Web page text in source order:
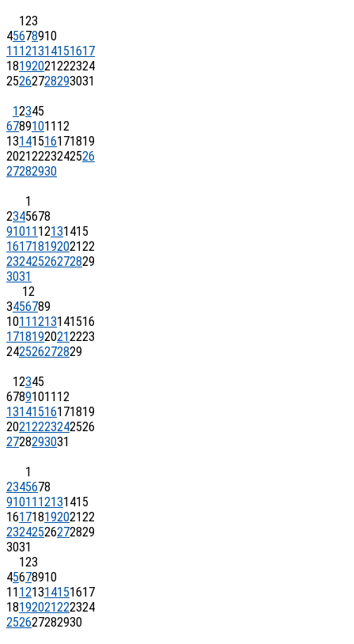
123
45678910
11 121314151617
18192021222324
25262728293031
12345
67891011 12
13141516171819
20212223242526
27282930
1
2345678
91011 12131415
16171819202122
23242526272829
3031
12
3456789
1011 1213141516
17181920212223
242526272829
12345
67891011 12
13141516171819
20212223242526
2728293031
1
2345678
91011 12131415
16171819202122
23242526272829
3031
123
45678910
11 121314151617
18192021222324
252627282930